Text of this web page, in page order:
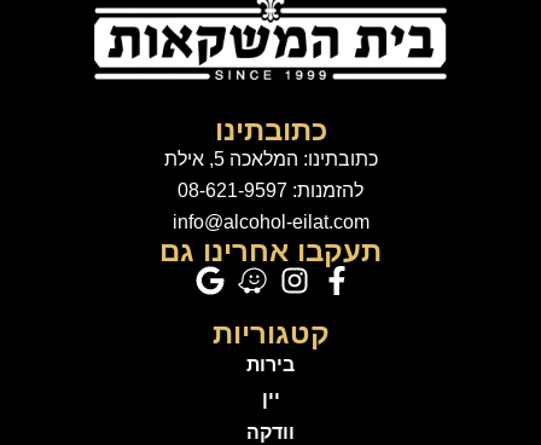
כתובתינו
כתובתינו: המלאכה 5, אילת
להזמנות: 08-621-9597
info@alcohol-eilat.com
תעקבו אחרינו גם
קטגוריות
בירות
יין
וודקה